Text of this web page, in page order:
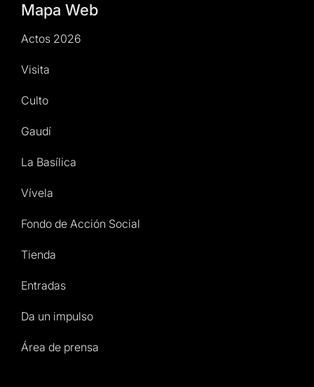
Mapa Web
Actos 2026
Visita
Culto
Gaudí
La Basílica
Vívela
Fondo de Acción Social
Tienda
Entradas
Da un impulso
Área de prensa